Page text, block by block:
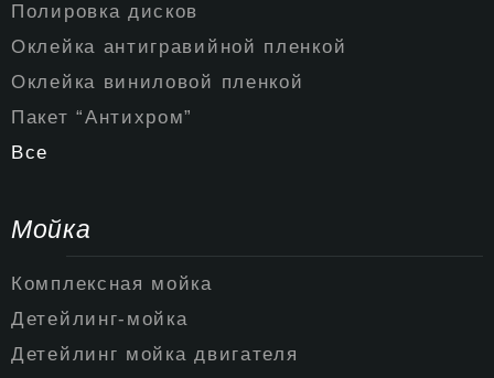
Полировка дисков
Оклейка антигравийной пленкой
Оклейка виниловой пленкой
Пакет “Антихром”
Все
Мойка
Комплексная мойка
Детейлинг-мойка
Детейлинг мойка двигателя